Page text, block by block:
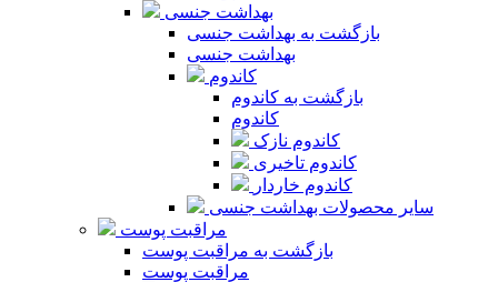
بهداشت جنسی
بازگشت به بهداشت جنسی
بهداشت جنسی
کاندوم
بازگشت به کاندوم
کاندوم
کاندوم نازک
کاندوم تاخیری
کاندوم خاردار
سایر محصولات بهداشت جنسی
مراقبت پوست
بازگشت به مراقبت پوست
مراقبت پوست